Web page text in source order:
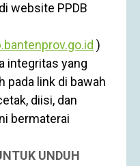
website PPDB
)
integritas yang
pada link di bawah
diisi, dan
bermaterai
UNDUH